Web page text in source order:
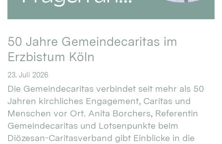
50 Jahre Gemeindecaritas im
Erzbistum Köln
23. Juli 2026
Die Gemeindecaritas verbindet seit mehr als 50
Jahren kirchliches Engagement, Caritas und
Menschen vor Ort. Anita Borchers, Referentin
Gemeindecaritas und Lotsenpunkte beim
Diözesan-Caritasverband gibt Einblicke in die